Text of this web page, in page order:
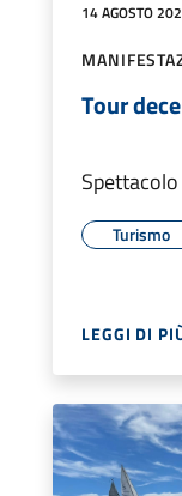
14 AGOSTO
Tour
Turismo
LEGGI DI